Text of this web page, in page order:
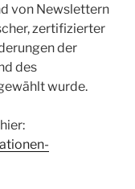
von Newslettern
zertifizierter
der
des
wurde.